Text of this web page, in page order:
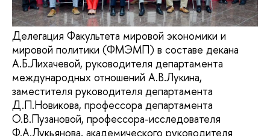
Делегация Факультета мировой экономики и
мировой политики (ФМЭМП) в составе декана
А.Б.Лихачевой, руководителя департамента
международных отношений А.В.Лукина,
заместителя руководителя департамента
Д.П.Новикова, профессора департамента
О.В.Пузановой, профессора-исследователя
Ф.А.Лукьянова, академического руководителя